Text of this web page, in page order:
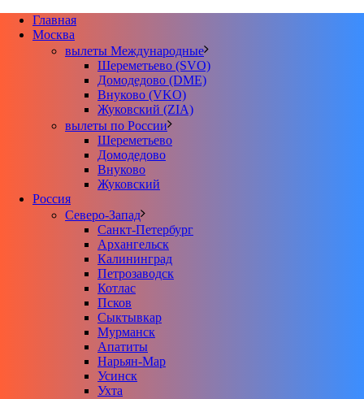
Главная
Москва
вылеты Международные
Шереметьево (SVO)
Домодедово (DME)
Внуково (VKO)
Жуковский (ZIA)
вылеты по России
Шереметьево
Домодедово
Внуково
Жуковский
Россия
Северо-Запад
Санкт-Петербург
Архангельск
Калининград
Петрозаводск
Котлас
Псков
Сыктывкар
Мурманск
Апатиты
Нарьян-Мар
Усинск
Ухта